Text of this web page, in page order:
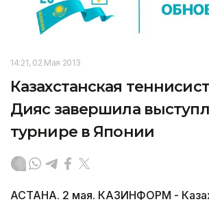
14:21, 02 Мая 2013
Казахстанская
Дияс завершила
турнире в Японии
АСТАНА. 2 мая. КАЗИНФОРМ -